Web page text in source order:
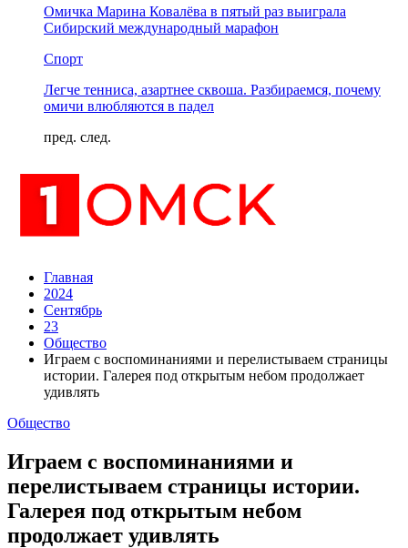
Омичка Марина Ковалёва в пятый раз выиграла
Сибирский международный марафон
Спорт
Легче тенниса, азартнее сквоша. Разбираемся, почему
омичи влюбляются в падел
пред. след.
Главная
2024
Сентябрь
23
Общество
Играем с воспоминаниями и перелистываем страницы
истории. Галерея под открытым небом продолжает
удивлять
Общество
Играем с воспоминаниями и
перелистываем страницы истории.
Галерея под открытым небом
продолжает удивлять